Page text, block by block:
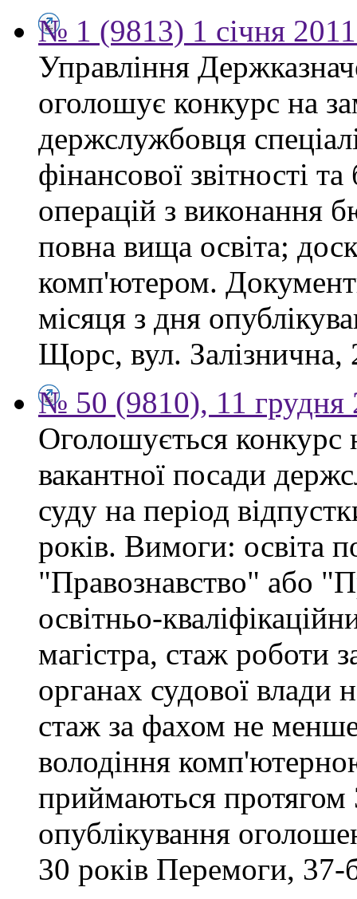
№ 1 (9813) 1 січня
Управління
оголошує конкурс на
держслужбовця
фінансової звітності
операцій з виконання
повна вища освіта;
комп'ютером.
місяця з дня
Щорс, вул. Залізнична,
№ 50 (9810), 11 грудня
Оголошується конкурс
вакантної посади
суду на період
років. Вимоги: освіта
"Правознавство" або
освітньо-
магістра, стаж роботи
органах судової влади
стаж за фахом не
володіння
приймаються протягом
опублікування
30 років Перемоги,